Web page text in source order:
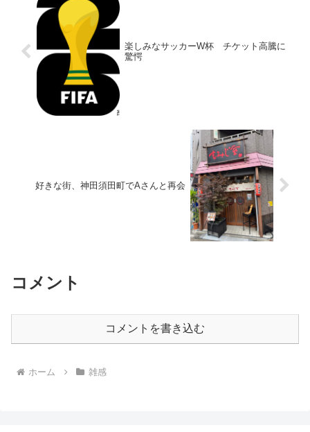
楽しみなサッカーW杯 チケット高騰に
驚愕
好きな街、神田須田町でAさんと再会
コメント
コメントを書き込む
ホーム 雑感